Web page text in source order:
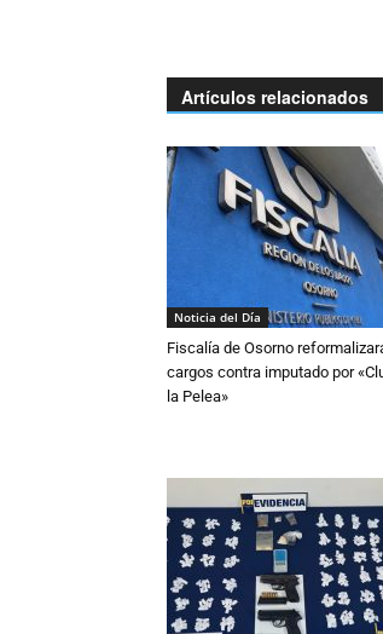
Artículos relacionados
Noticia del Día
Fiscalía de Osorno
cargos contra imputado por
la Pelea»